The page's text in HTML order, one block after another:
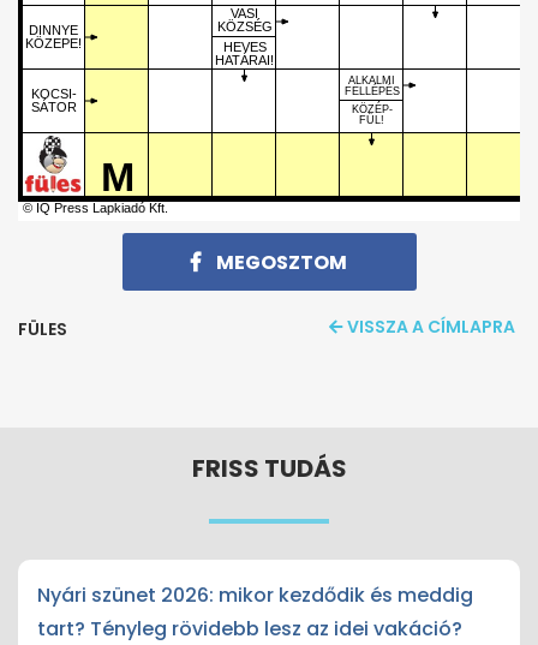
DINNYE
KÖZEPE!
KOCSI-
SÁTOR
M
VASI
KÖZSÉG
HEVES
HATÁRAI!
ALKALMI
FELLÉPÉS
KÖZÉP-
FÜL!
© IQ Press Lapkiadó Kft.
MEGOSZTOM
FÜLES VISSZA A CÍMLAPRA
FRISS TUDÁS
Nyári szünet 2026: mikor kezdődik és meddig
tart? Tényleg rövidebb lesz az idei vakáció?